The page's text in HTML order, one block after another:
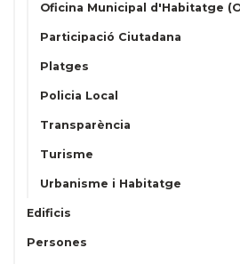
Oficina Municipal d'Habitatge
Participació Ciutadana
Platges
Policia Local
Transparència
Turisme
Urbanisme i Habitatge
Edificis
Persones